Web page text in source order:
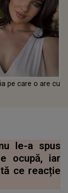
pe care o are cu
le-a spus
ocupă, iar
ce reacție